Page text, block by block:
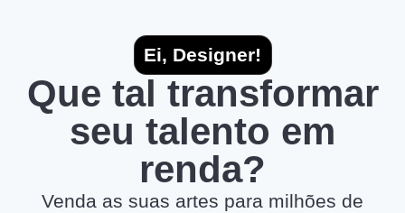
Ei, Designer!
Que tal transformar
seu talento em
renda?
Venda as suas artes para milhões de